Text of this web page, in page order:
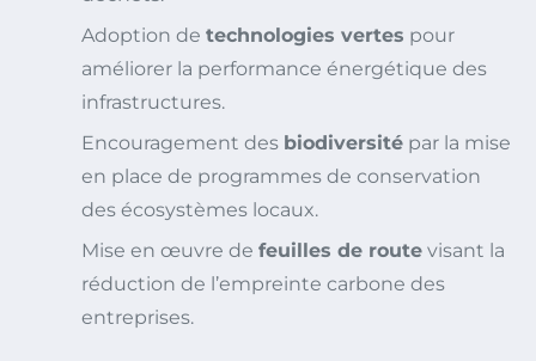
Adoption de technologies vertes pour
améliorer la performance énergétique des
infrastructures.
Encouragement des biodiversité par la mise
en place de programmes de conservation
des écosystèmes locaux.
Mise en œuvre de feuilles de route visant la
réduction de l’empreinte carbone des
entreprises.